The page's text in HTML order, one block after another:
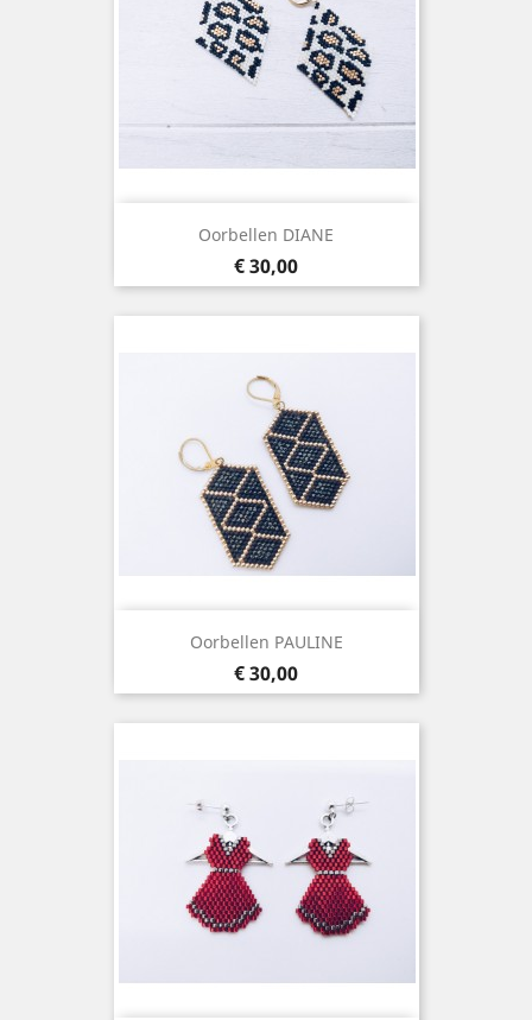
Oorbellen DIANE
Prijs
€ 30,00
Oorbellen PAULINE
Prijs
€ 30,00